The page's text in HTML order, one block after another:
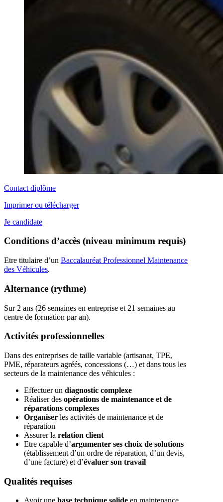
Contact diplôme
Imprimer ou télécharger
Je candidate
Conditions d’accès (niveau minimum requis)
Etre titulaire d’un Baccalauréat Professionnel Maintenance
des Véhicules.
Alternance (rythme)
Sur 2 ans (26 semaines en entreprise et 21 semaines au
centre de formation par an).
Activités professionnelles
Dans des entreprises de taille variable (artisanat, TPE,
PME, réparateurs agréés, concessions (…) et dans tous les
secteurs de la maintenance des véhicules :
Effectuer un diagnostic complexe
Réaliser des opérations de maintenance et de
réparations complexes
Organiser les activités de maintenance et de
réparation
Assurer la relation client
Etre capable d’argumenter ses choix de solutions
(établissement d’un ordre de réparation, d’un devis,
d’une facture) et d’évaluer son travail
Qualités requises